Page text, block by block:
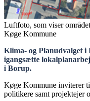
Luftfoto, som viser
Køge Kommune
Klima- og Planudvalget i
igangsætte
i Borup.
Køge Kommune inviterer
politikere samt projektejer